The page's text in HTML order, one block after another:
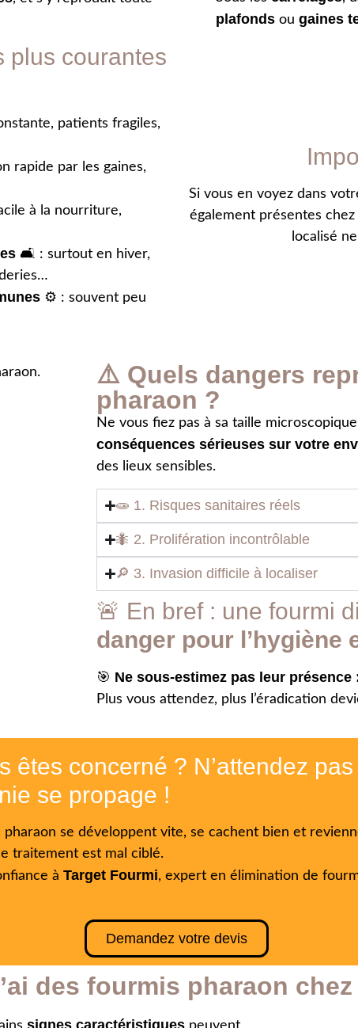
plus courantes
patients fragiles,
rapide par les gaines,
à la nourriture,
🛋️ : surtout en hiver,
⚙️ : souvent peu
plafonds ou gaines
Si vous en voyez dans
également présentes
localisé
⚠️ Quels dangers
pharaon ?
Ne vous fiez pas à sa taille
conséquences sérieuses sur votre
des lieux sensibles.
🧫 1. Risques sanitaires réels
🐜 2. Prolifération incontrôlable
🔎 3. Invasion difficile à localiser
🚨 En bref : une fourmi
danger pour l’hygiène
🎯 Ne sous-estimez pas leur présence
Plus vous attendez, plus l’éradication
êtes concerné ? N’attendez
se propage !
pharaon se développent vite, se cachent bien et
traitement est mal ciblé.
à Target Fourmi, expert en élimination de
Demandez votre devis
des fourmis pharaon
signes caractéristiques